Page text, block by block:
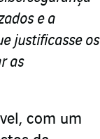
e a
justificasse os
as
com um